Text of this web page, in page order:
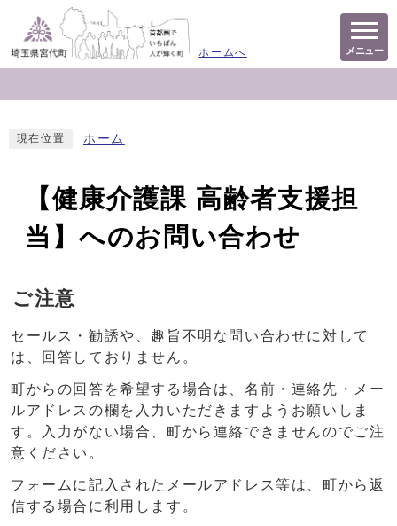
ホームへ メニュー
現在位置 ホーム
【健康介護課 高齢者支援担
当】へのお問い合わせ
ご注意
セールス・勧誘や、趣旨不明な問い合わせに対して
は、回答しておりません。
町からの回答を希望する場合は、名前・連絡先・メー
ルアドレスの欄を入力いただきますようお願いしま
す。入力がない場合、町から連絡できませんのでご注
意ください。
フォームに記入されたメールアドレス等は、町から返
信する場合に利用します。